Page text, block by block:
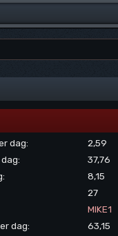
dag:
2,59
37,76
8,15
27
MIKE1
dag:
63,15